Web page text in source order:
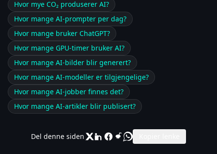
Hvor mye CO₂ produserer AI?
Hvor mange AI-prompter per dag?
Hvor mange bruker ChatGPT?
Hvor mange GPU-timer bruker AI?
Hvor mange AI-bilder blir generert?
Hvor mange AI-modeller er tilgjengelige?
Hvor mange AI-jobber finnes det?
Hvor mange AI-artikler blir publisert?
Del denne siden